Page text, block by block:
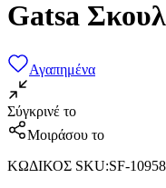
Gatsa
Αγαπημένα
Σύγκρινέ το
Μοιράσου το
ΚΩΔΙΚΟΣ SKU:SF-